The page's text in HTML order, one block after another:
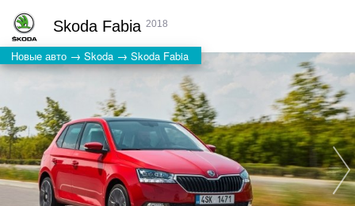
Skoda Fabia 2018
Новые авто → Skoda → Skoda Fabia